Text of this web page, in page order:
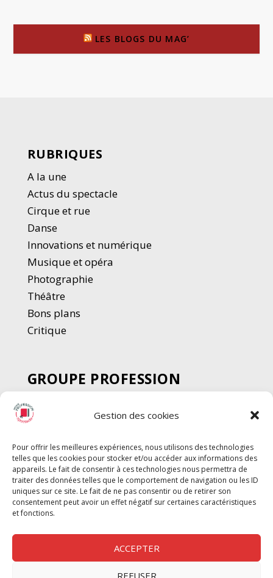
Gestion des cookies
Pour offrir les meilleures expériences, nous utilisons des technologies
telles que les cookies pour stocker et/ou accéder aux informations des
appareils. Le fait de consentir à ces technologies nous permettra de
traiter des données telles que le comportement de navigation ou les ID
uniques sur ce site. Le fait de ne pas consentir ou de retirer son
consentement peut avoir un effet négatif sur certaines caractéristiques
et fonctions.
ACCEPTER
REFUSER
LES BLOGS DU MAG’
RUBRIQUES
A la une
Actus du spectacle
Cirque et rue
Danse
Innovations et numérique
Musique et opéra
Photographie
Théâtre
Bons plans
Critique
GROUPE PROFESSION
SPECTACLE
Chèque Intermittents
Chèque Compta
Chèque Emploi Spectacle
G-Pods
Profession Audio-visuel